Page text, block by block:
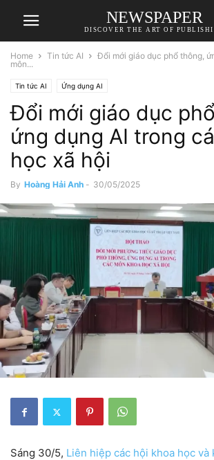
NEWSPAPER
DISCOVER THE ART OF
Home Tin tức AI
Đổi mới giáo dục phổ thông,
môn...
Tin tức AI Ứng dụng AI
Đổi mới giáo dục
ứng dụng AI trong
học xã hội
By Hoàng Hải Anh - 30/05/2025
Sáng 30/5, Liên hiệp các hội khoa học và